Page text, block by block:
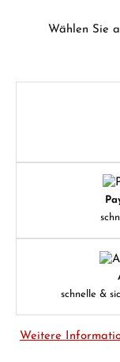
Wählen Sie
schnelle &
Weitere